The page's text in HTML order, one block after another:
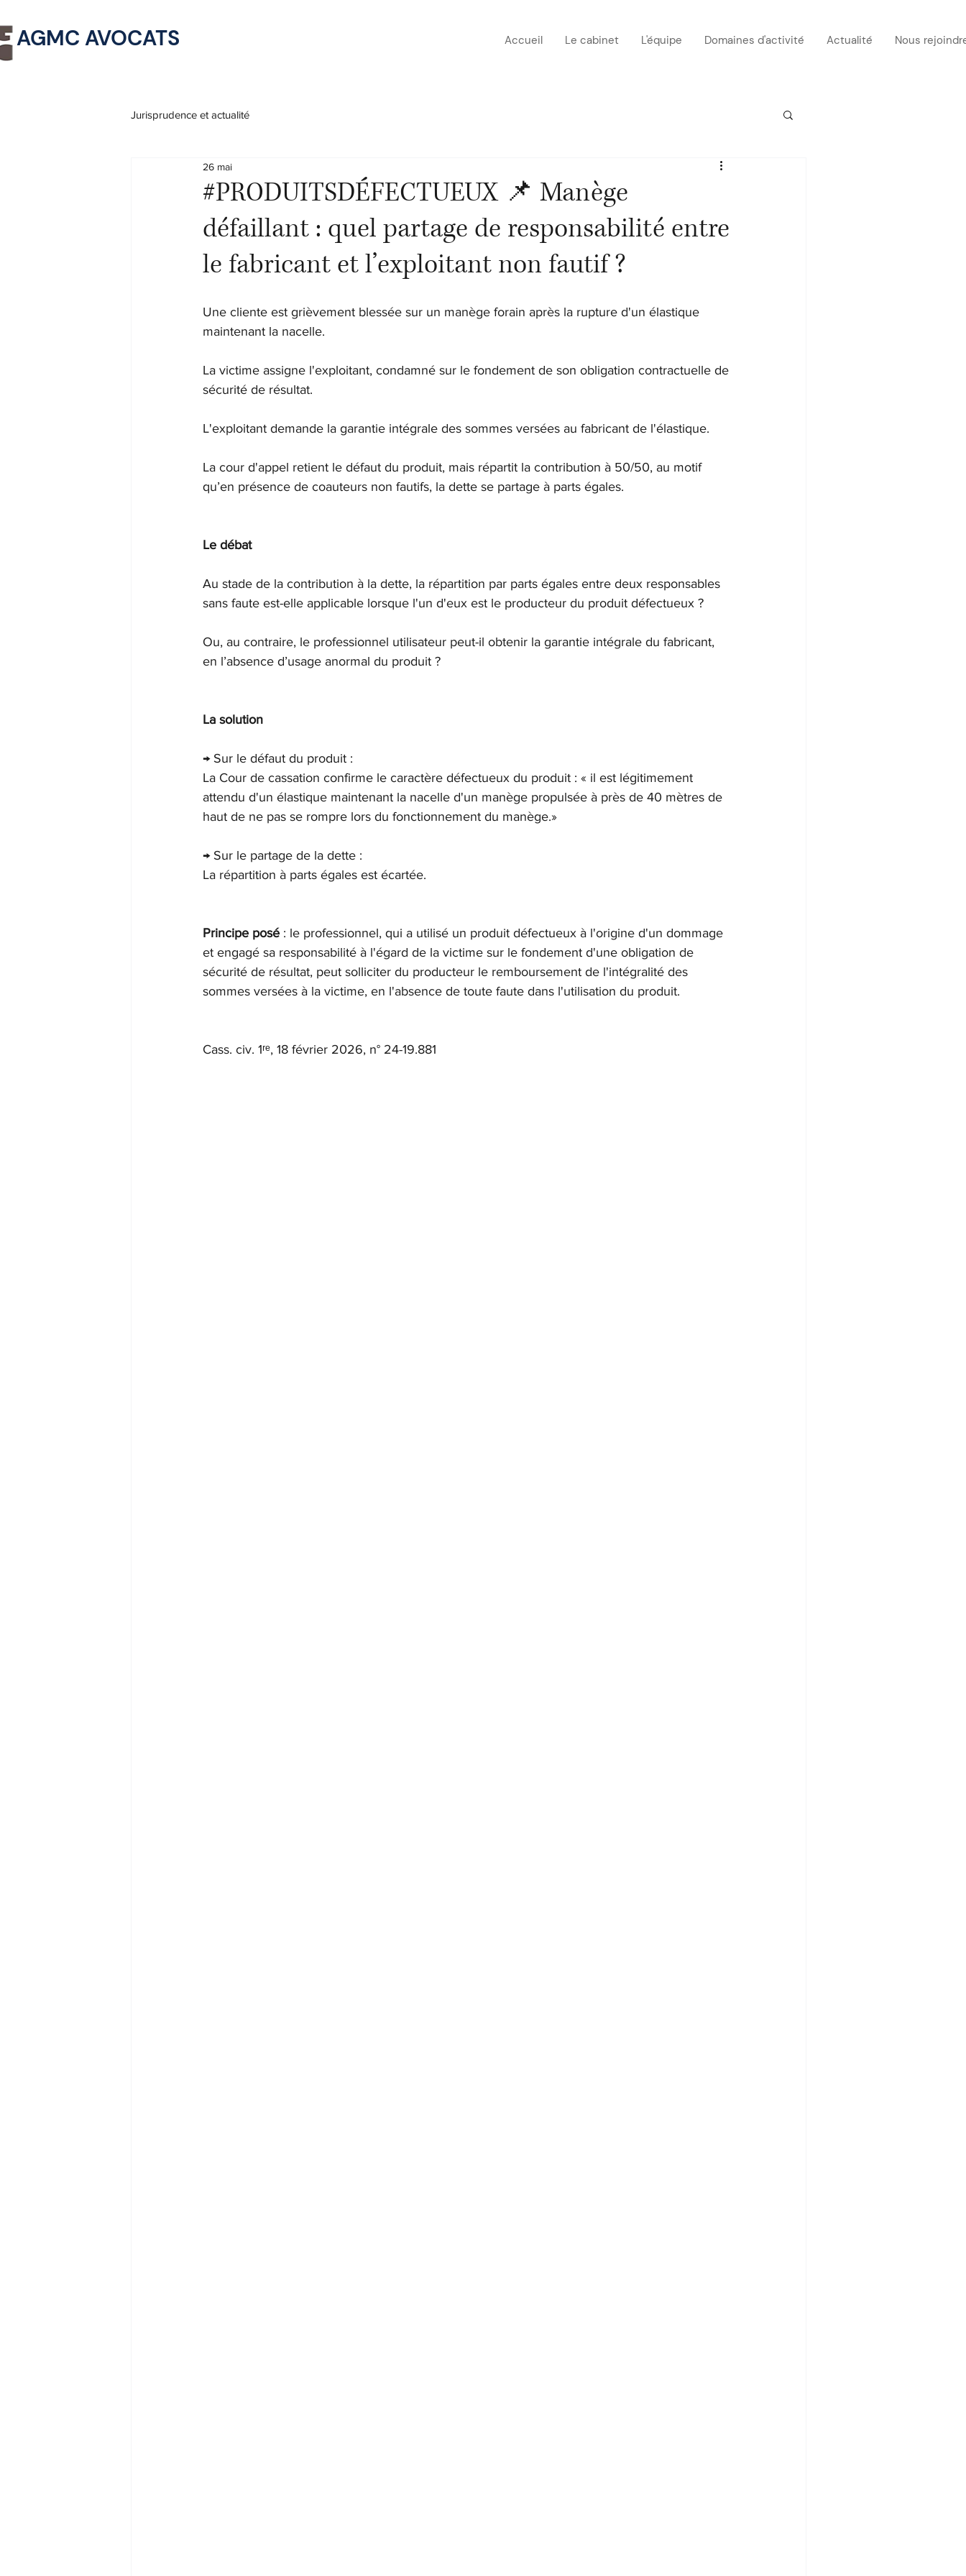
AGMC AVOCATS Accueil Le cabinet L'équipe Domaines d'activité Actualité Nous
Jurisprudence et actualité
#PRODUITSDÉFECTUEUX 📌 Manège
défaillant : quel partage de responsabilité entre
le fabricant et l’exploitant non fautif ?
26 mai
Une cliente est grièvement blessée sur un manège forain après la rupture d'un élastique
maintenant la nacelle.
La victime assigne l'exploitant, condamné sur le fondement de son obligation contractuelle de
sécurité de résultat.
L'exploitant demande la garantie intégrale des sommes versées au fabricant de l'élastique.
La cour d'appel retient le défaut du produit, mais répartit la contribution à 50/50, au motif
qu’en présence de coauteurs non fautifs, la dette se partage à parts égales.
Le débat
Au stade de la contribution à la dette, la répartition par parts égales entre deux responsables
sans faute est-elle applicable lorsque l'un d'eux est le producteur du produit défectueux ?
Ou, au contraire, le professionnel utilisateur peut-il obtenir la garantie intégrale du fabricant,
en l’absence d’usage anormal du produit ?
La solution
→ Sur le défaut du produit :
La Cour de cassation confirme le caractère défectueux du produit : « il est légitimement
attendu d'un élastique maintenant la nacelle d'un manège propulsée à près de 40 mètres de
haut de ne pas se rompre lors du fonctionnement du manège.»
→ Sur le partage de la dette :
La répartition à parts égales est écartée.
Principe posé : le professionnel, qui a utilisé un produit défectueux à l'origine d'un dommage
et engagé sa responsabilité à l'égard de la victime sur le fondement d'une obligation de
sécurité de résultat, peut solliciter du producteur le remboursement de l'intégralité des
sommes versées à la victime, en l'absence de toute faute dans l'utilisation du produit.
Cass. civ. 1ʳᵉ, 18 février 2026, n° 24-19.881